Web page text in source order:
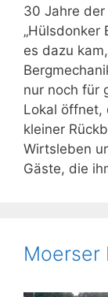
30 Jahre
„Hülsdonker
es dazu
nur noch für
Lokal öffnet,
kleiner
Wirtsleben
Gäste, die
Moerser